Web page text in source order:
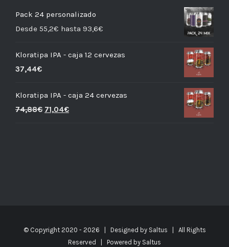
Pack 24 personalizado
Desde 55,2€ hasta 93,6€
Kloratipa IPA - caja 12 cervezas
37,44€
Kloratipa IPA - caja 24 cervezas
74,88€ 71,04€
© Copyright 2020 - 2026 | Designed by Saltus | All Rights
Reserved | Powered by Saltus